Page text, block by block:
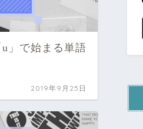
u」で始まる単語
2019年9月25日